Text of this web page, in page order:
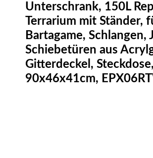
Unterschrank, 150L
Terrarium mit Ständer,
Bartagame, Schlangen,
Schiebetüren aus
Gitterdeckel, Steckdose,
90x46x41cm,